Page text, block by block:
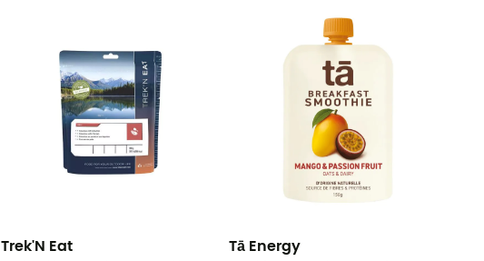
Trek'N Eat Tā Energy